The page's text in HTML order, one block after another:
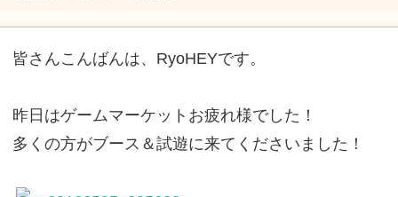
皆さんこんばんは、RyoHEYです。
昨日はゲームマーケットお疲れ様でした！
多くの方がブース＆試遊に来てくださいました！